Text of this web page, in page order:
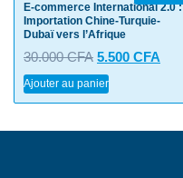
E-commerce International 2.0 :
Importation Chine-Turquie-
Dubaï vers l’Afrique
30.000CFA 5.500 CFA
Ajouter au panier